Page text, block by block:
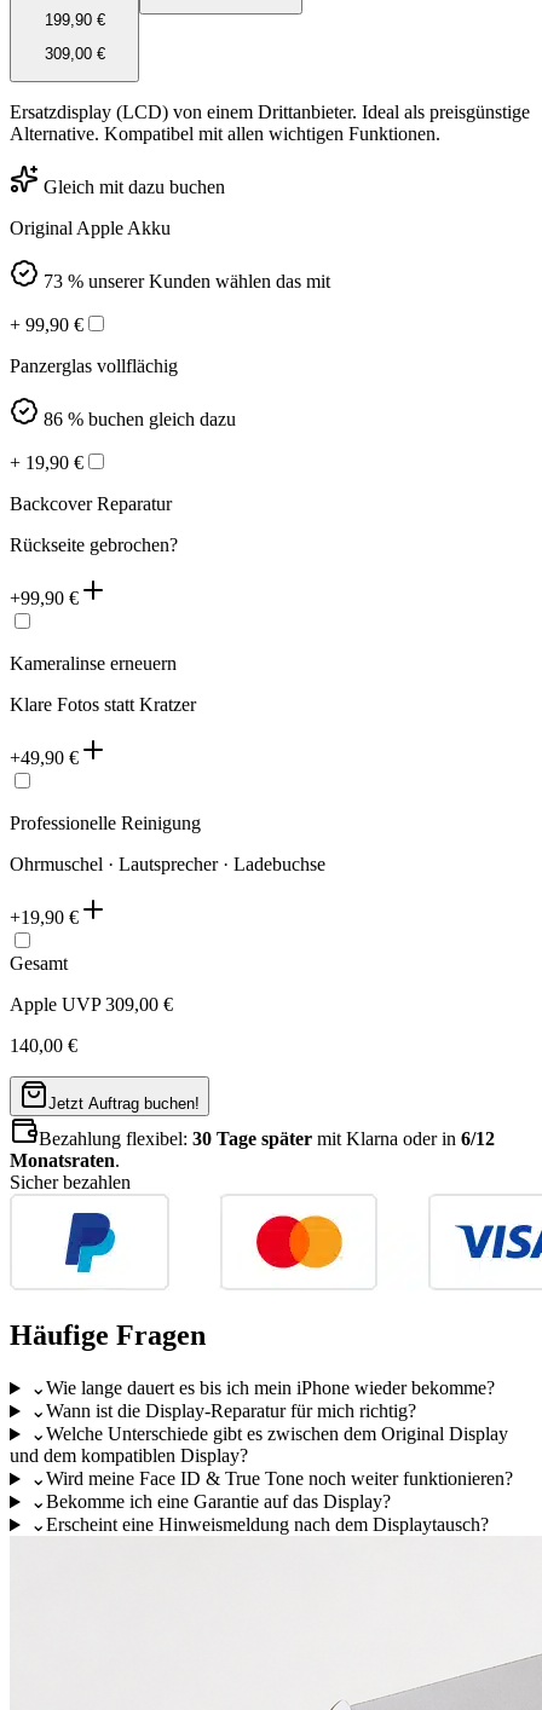
199,90€
309,00€
Ersatzdisplay (LCD) von einem Drittanbieter. Ideal als preisgünstige
Alternative. Kompatibel mit allen wichtigen Funktionen.
Gleich mit dazu buchen
Original Apple Akku
73 % unserer Kunden wählen das mit
+ 99,90 €
Panzerglas vollflächig
86 % buchen gleich dazu
+ 19,90 €
Backcover Reparatur
Rückseite gebrochen?
+99,90 €
Kameralinse erneuern
Klare Fotos statt Kratzer
+49,90 €
Professionelle Reinigung
Ohrmuschel · Lautsprecher · Ladebuchse
+19,90 €
Gesamt
Apple UVP309,00 €
140,00 €
Jetzt Auftrag buchen!
Bezahlung flexibel: 30 Tage später mit Klarna oder in 6/12
Monatsraten.
Sicher bezahlen
Häufige Fragen
⌄Wie lange dauert es bis ich mein iPhone wieder bekomme?
⌄Wann ist die Display-Reparatur für mich richtig?
⌄Welche Unterschiede gibt es zwischen dem Original Display
und dem kompatiblen Display?
⌄Wird meine Face ID & True Tone noch weiter funktionieren?
⌄Bekomme ich eine Garantie auf das Display?
⌄Erscheint eine Hinweismeldung nach dem Displaytausch?